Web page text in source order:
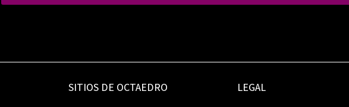
SITIOS DE OCTAEDRO LEGAL